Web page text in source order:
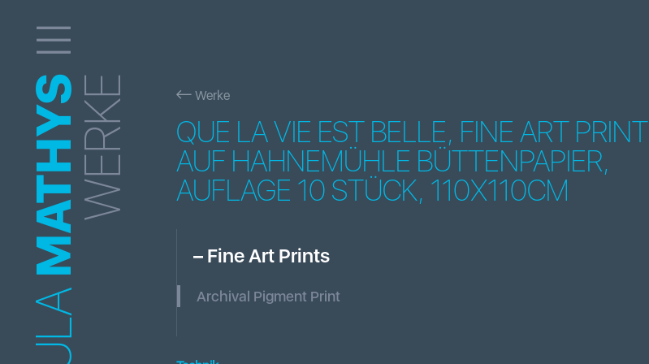
MATHYSWERKE Werke
QUE LA VIE EST BELLE, FINE ART PRINT
AUF HAHNEMÜHLE BÜTTENPAPIER,
AUFLAGE 10 STÜCK, 110X110CM
– Fine Art Prints
Archival Pigment Print